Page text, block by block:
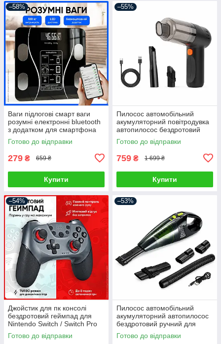
–58%
Ваги підлогові смарт ваги
розумні електронні bluetooth
з додатком для смартфона
для дому
Готово до відправки
279 ₴ 659 ₴
Купити
–55%
Пилосос автомобільний
акумуляторний повітродувка
автопилосос бездротовий
портативний ручний для
сухого прибирання міні
Готово до відправки
759 ₴ 1 699 ₴
Купити
–54%
Джойстик для пк консолі
бездротовий геймпад для
Nintendo Switch / Switch Pro
Android Windows PC
контролер ігровий джойстік
Готово до відправки
–53%
Пилосос автомобільний
акумуляторний автопилосос
бездротовий ручний для
сухого та вологого
прибирання міні
Готово до відправки